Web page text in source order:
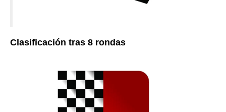
Clasificación tras 8 rondas